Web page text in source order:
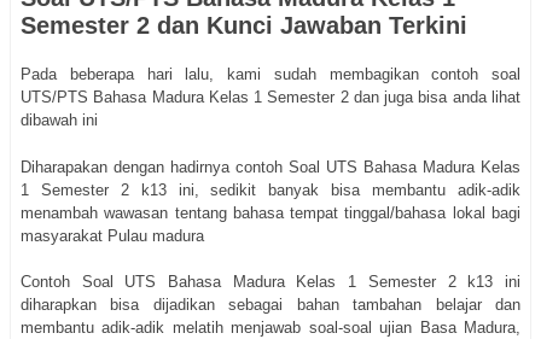
Semester 2 dan Kunci Jawaban Terkini
Pada beberapa hari lalu, kami sudah membagikan contoh soal
UTS/PTS Bahasa Madura Kelas 1 Semester 2 dan juga bisa anda lihat
dibawah ini
Diharapakan dengan hadirnya contoh Soal UTS Bahasa Madura Kelas
1 Semester 2 k13 ini, sedikit banyak bisa membantu adik-adik
menambah wawasan tentang bahasa tempat tinggal/bahasa lokal bagi
masyarakat Pulau madura
Contoh Soal UTS Bahasa Madura Kelas 1 Semester 2 k13 ini
diharapkan bisa dijadikan sebagai bahan tambahan belajar dan
membantu adik-adik melatih menjawab soal-soal ujian Basa Madura,